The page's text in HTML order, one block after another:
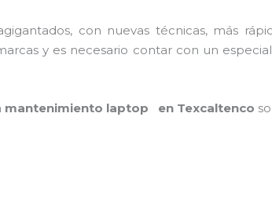
con nuevas técnicas, más
y es necesario contar con un
mantenimiento laptop en Texcaltenco